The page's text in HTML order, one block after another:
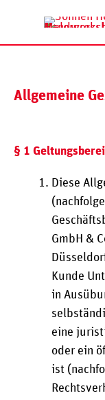
springen
Allgemeine
§ 1
Diese
GmbH &
Kunde
in
eine
oder ein
ist